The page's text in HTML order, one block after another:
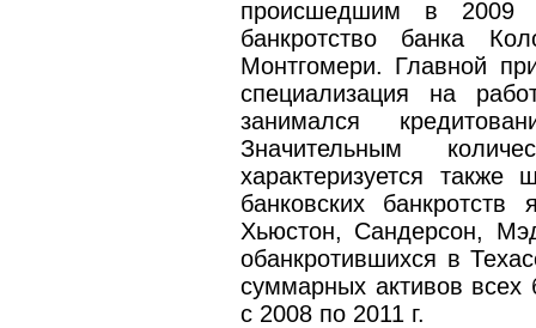
происшедшим в
банкротство банка
Монтгомери. Главной
специализация на
занимался
Значительным
характеризуется
банковских
Хьюстон, Сандерсон,
обанкротившихся в
суммарных активов всех
с 2008 по 2011 г.